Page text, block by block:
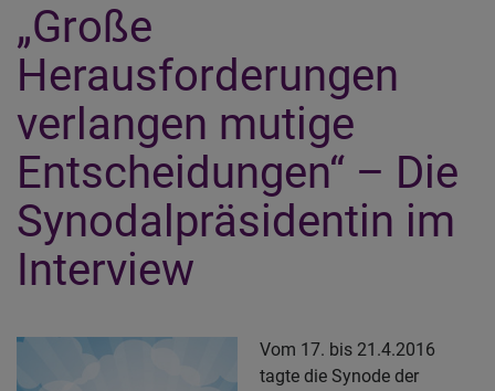
„Große
Herausforderungen
verlangen mutige
Entscheidungen“ – Die
Synodalpräsidentin im
Interview
Vom 17. bis 21.4.2016
tagte die Synode der